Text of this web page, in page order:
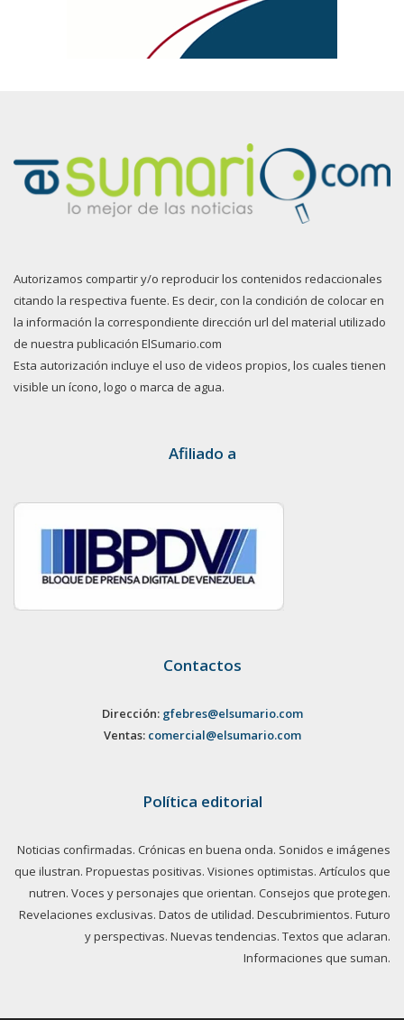
Autorizamos compartir y/o reproducir los contenidos redaccionales
citando la respectiva fuente. Es decir, con la condición de colocar en
la información la correspondiente dirección url del material utilizado
de nuestra publicación ElSumario.com
Esta autorización incluye el uso de videos propios, los cuales tienen
visible un ícono, logo o marca de agua.
Afiliado a
Contactos
Dirección: gfebres@elsumario.com
Ventas: comercial@elsumario.com
Política editorial
Noticias confirmadas. Crónicas en buena onda. Sonidos e imágenes
que ilustran. Propuestas positivas. Visiones optimistas. Artículos que
nutren. Voces y personajes que orientan. Consejos que protegen.
Revelaciones exclusivas. Datos de utilidad. Descubrimientos. Futuro
y perspectivas. Nuevas tendencias. Textos que aclaran.
Informaciones que suman.